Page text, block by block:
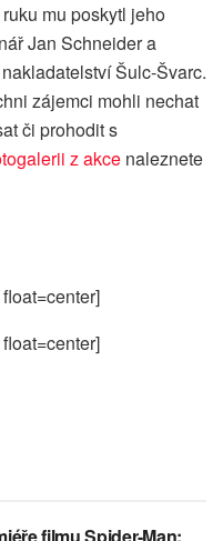
mu poskytl jeho
Jan Schneider a
Šulc-Švarc.
zájemci mohli nechat
či prohodit s
z akce naleznete